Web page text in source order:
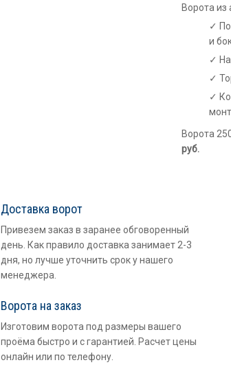
Ворота
и
Ворота
руб.
Доставка ворот
Привезем заказ в заранее обговоренный
день. Как правило доставка занимает 2-3
дня, но лучше уточнить срок у нашего
менеджера.
Ворота на заказ
Изготовим ворота под размеры вашего
проёма быстро и с гарантией. Расчет цены
онлайн или по телефону.